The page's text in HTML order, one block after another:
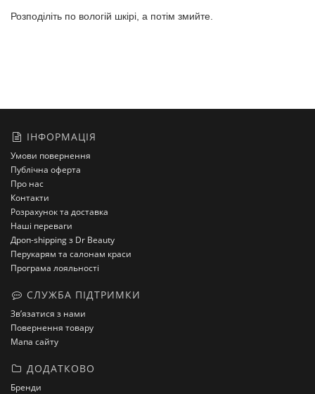
Розподіліть по вологій шкірі, а потім змийте.
ІНФОРМАЦІЯ
Умови повернення
Публічна оферта
Про нас
Контакти
Розрахунок та доставка
Наші переваги
Дроп-shipping з Dr Beauty
Перукарям та салонам краси
Програма лояльності
СЛУЖБА ПІДТРИМКИ
Зв’язатися з нами
Повернення товару
Мапа сайту
ДОДАТКОВО
Бренди